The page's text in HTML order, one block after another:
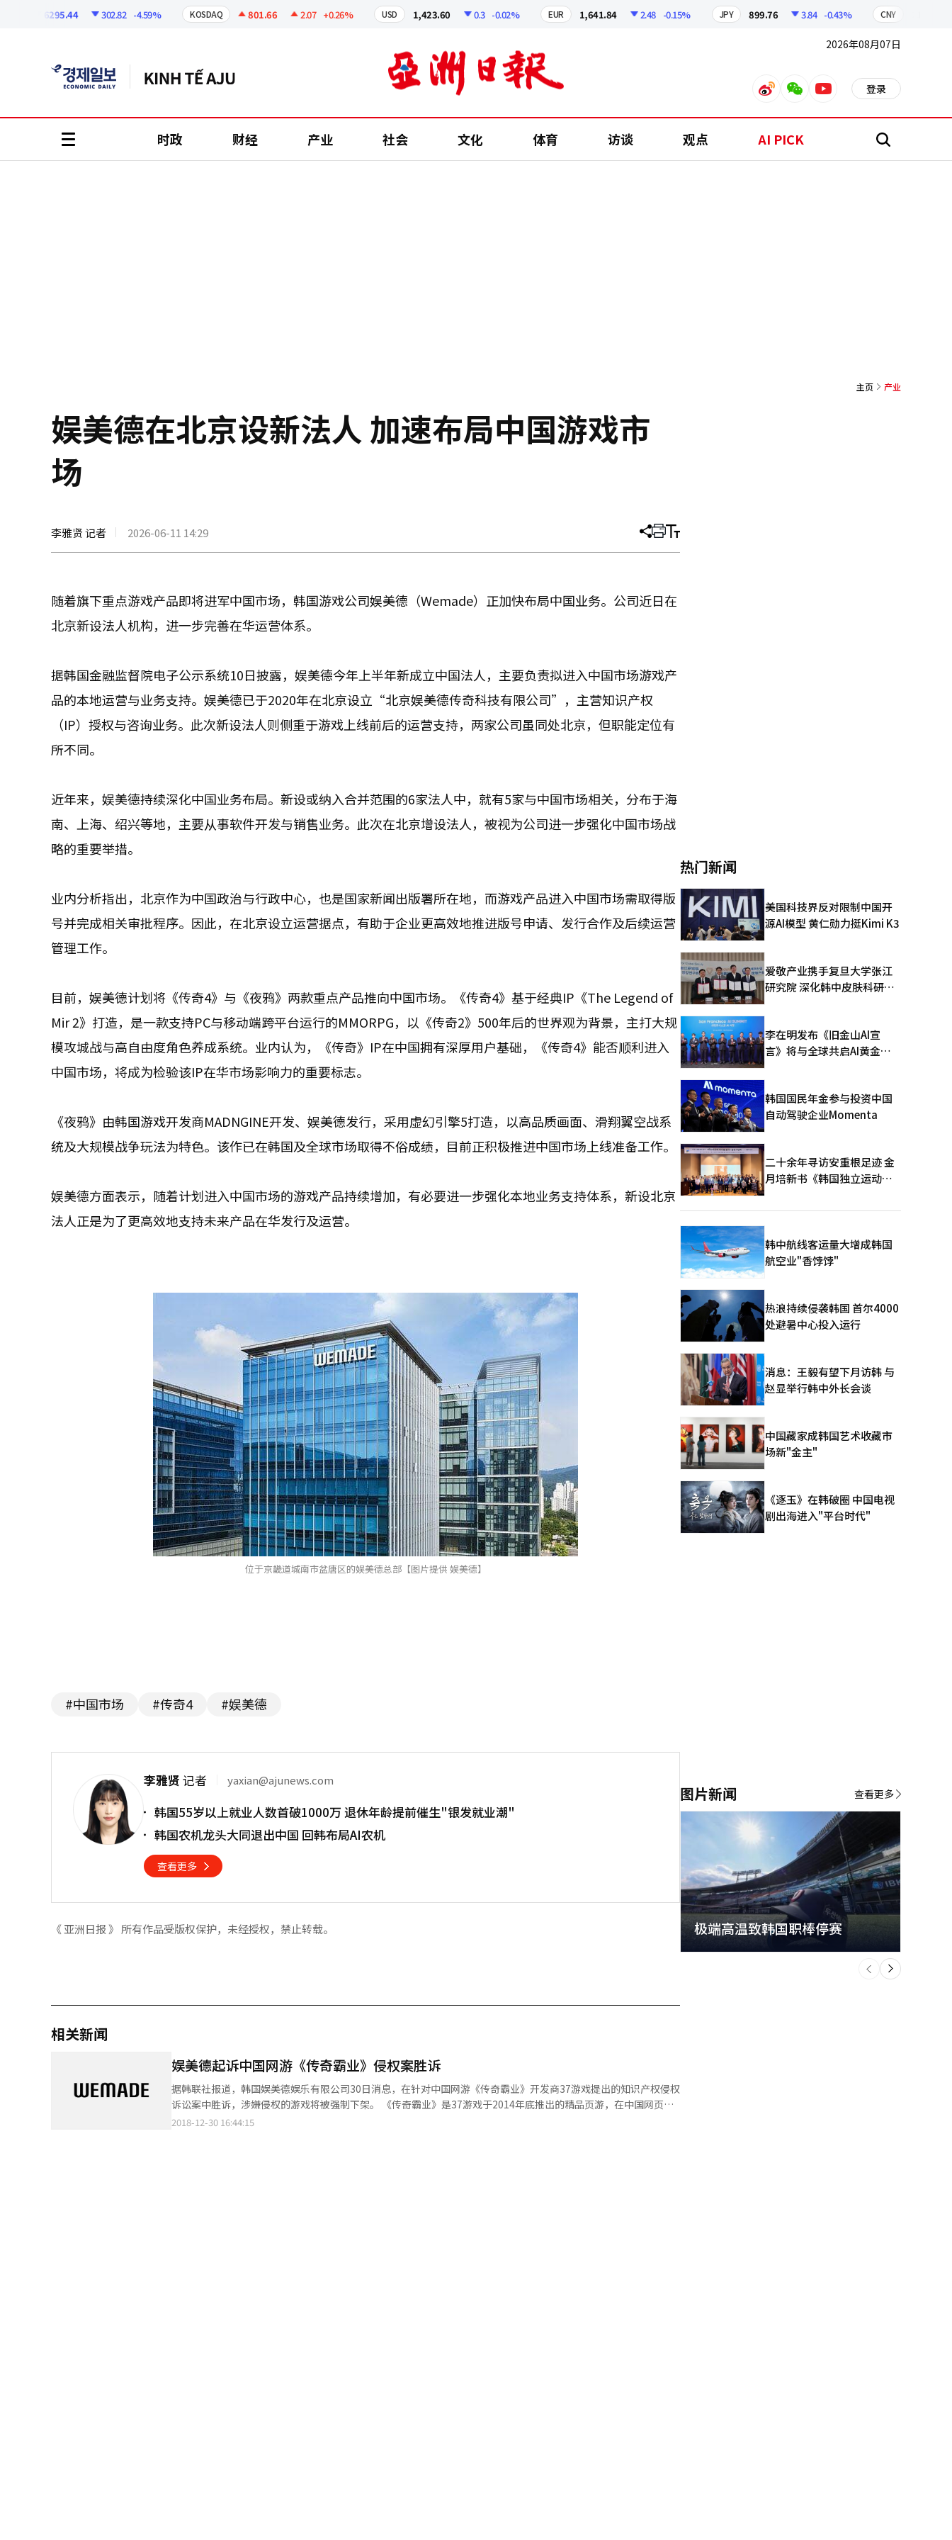
6295.44 302.82 -4.59% KOSDAQ 801.66 2.07 +0.26% USD 1,423.60 0.3 -0.02% EUR 1,641.84 2.48 -0.15% JPY 899.76 3.84 -0.43% CNY 210.96
2026年08月07日
weiboweixinyoutube 登录
时政 财经 产业 社会 文化 体育 访谈 观点 AI PICK 搜
主页 产业
娱美德在北京设新法人 加速布局中国游戏市
场
李雅贤 记者 2026-06-11 14:29 分
文
打 调
大
随着旗下重点游戏产品即将进军中国市场，韩国游戏公司娱美德（Wemade）正加快布局中国业务。公司近日在
北京新设法人机构，进一步完善在华运营体系。
据韩国金融监督院电子公示系统10日披露，娱美德今年上半年新成立中国法人，主要负责拟进入中国市场游戏产
品的本地运营与业务支持。娱美德已于2020年在北京设立“北京娱美德传奇科技有限公司”，主营知识产权
（IP）授权与咨询业务。此次新设法人则侧重于游戏上线前后的运营支持，两家公司虽同处北京，但职能定位有
所不同。
近年来，娱美德持续深化中国业务布局。新设或纳入合并范围的6家法人中，就有5家与中国市场相关，分布于海
南、上海、绍兴等地，主要从事软件开发与销售业务。此次在北京增设法人，被视为公司进一步强化中国市场战
略的重要举措。
业内分析指出，北京作为中国政治与行政中心，也是国家新闻出版署所在地，而游戏产品进入中国市场需取得版
号并完成相关审批程序。因此，在北京设立运营据点，有助于企业更高效地推进版号申请、发行合作及后续运营
管理工作。
目前，娱美德计划将《传奇4》与《夜鸦》两款重点产品推向中国市场。《传奇4》基于经典IP《The Legend of
Mir 2》打造，是一款支持PC与移动端跨平台运行的MMORPG，以《传奇2》500年后的世界观为背景，主打大规
模攻城战与高自由度角色养成系统。业内认为，《传奇》IP在中国拥有深厚用户基础，《传奇4》能否顺利进入
中国市场，将成为检验该IP在华市场影响力的重要标志。
《夜鸦》由韩国游戏开发商MADNGINE开发、娱美德发行，采用虚幻引擎5打造，以高品质画面、滑翔翼空战系
统及大规模战争玩法为特色。该作已在韩国及全球市场取得不俗成绩，目前正积极推进中国市场上线准备工作。
娱美德方面表示，随着计划进入中国市场的游戏产品持续增加，有必要进一步强化本地业务支持体系，新设北京
法人正是为了更高效地支持未来产品在华发行及运营。
位于京畿道城南市盆唐区的娱美德总部【图片提供 娱美德】
#中国市场 #传奇4 #娱美德
李雅贤 记者 yaxian@ajunews.com
韩国55岁以上就业人数首破1000万 退休年龄提前催生"银发就业潮"
韩国农机龙头大同退出中国 回韩布局AI农机
查看更多
《 亚洲日报 》 所有作品受版权保护，未经授权，禁止转载。
相关新闻
娱美德起诉中国网游《传奇霸业》侵权案胜诉
据韩联社报道，韩国娱美德娱乐有限公司30日消息，在针对中国网游《传奇霸业》开发商37游戏提出的知识产权侵权
诉讼案中胜诉，涉嫌侵权的游戏将被强制下架。 《传奇霸业》是37游戏于2014年底推出的精品页游，在中国网页游
戏开服排行前三。娱美德认为该游戏涉嫌侵犯旗下知名游戏《热血传奇》著作权，且游戏内容涉嫌构成不正当竞争，
2018-12-30 16:44:15
热门新闻
美国科技界反对限制中国开
源AI模型 黄仁勋力挺Kimi K3
爱敬产业携手复旦大学张江
研究院 深化韩中皮肤科研合
李在明发布《旧金山AI宣
言》将与全球共启AI黄金时
韩国国民年金参与投资中国
自动驾驶企业Momenta
二十余年寻访安重根足迹 金
月培新书《韩国独立运动圣
版
韩中航线客运量大增成韩国
航空业"香饽饽"
热浪持续侵袭韩国 首尔4000
处避暑中心投入运行
消息：王毅有望下月访韩 与
赵显举行韩中外长会谈
中国藏家成韩国艺术收藏市
场新"金主"
《逐玉》在韩破圈 中国电视
剧出海进入"平台时代"
图片新闻
极端高温致韩国职棒停赛
下
一
个
查看更多